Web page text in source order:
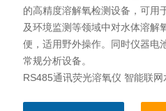
的高精度溶解氧检测设备，可用
及环境监测等领域中对水体溶解
便，适用野外操作。同时仪器电
常规分析设备。
RS485通讯荧光溶氧仪 智能联网